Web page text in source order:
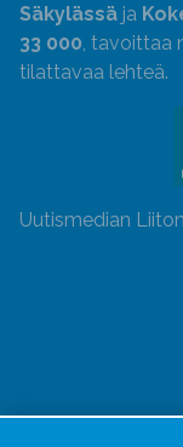
Säkylässä ja
33 000, tavoittaa
tilattavaa lehteä.
Uutismedian